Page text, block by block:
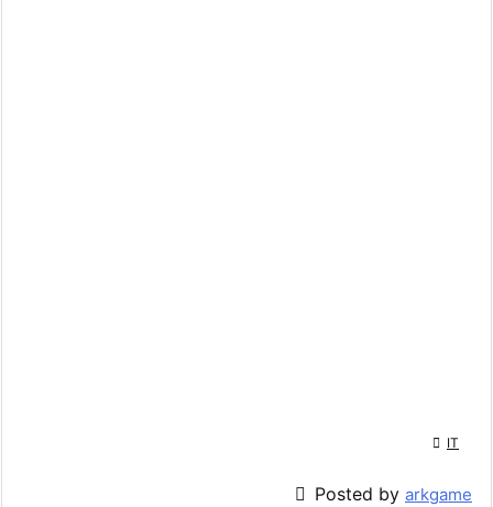
 IT
 Posted by arkgame